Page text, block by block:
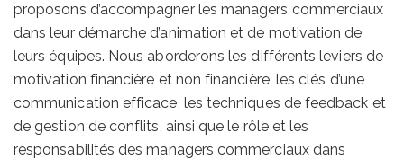
proposons d’accompagner les managers commerciaux
dans leur démarche d’animation et de motivation de
leurs équipes. Nous aborderons les différents leviers de
motivation financière et non financière, les clés d’une
communication efficace, les techniques de feedback et
de gestion de conflits, ainsi que le rôle et les
responsabilités des managers commerciaux dans